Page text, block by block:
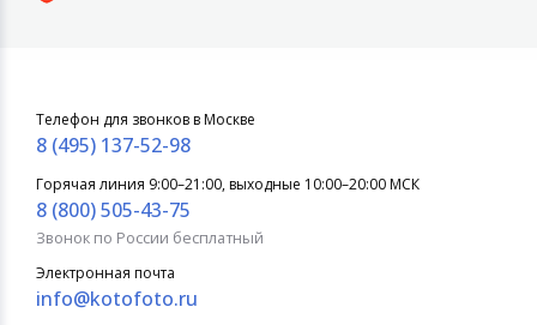
Телефон для звонков в Москве
8 (495) 137-52-98
Горячая линия 9:00–21:00, выходные 10:00–20:00 МСК
8 (800) 505-43-75
Звонок по России бесплатный
Электронная почта
info@kotofoto.ru